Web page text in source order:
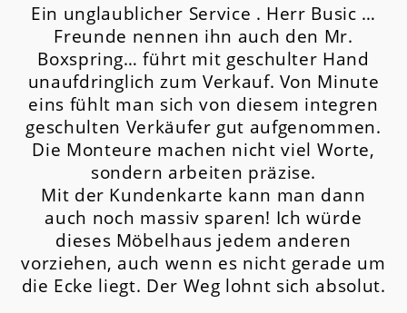
Ein unglaublicher Service . Herr Busic …
Freunde nennen ihn auch den Mr.
Boxspring… führt mit geschulter Hand
unaufdringlich zum Verkauf. Von Minute
eins fühlt man sich von diesem integren
geschulten Verkäufer gut aufgenommen.
Die Monteure machen nicht viel Worte,
sondern arbeiten präzise.
Mit der Kundenkarte kann man dann
auch noch massiv sparen! Ich würde
dieses Möbelhaus jedem anderen
vorziehen, auch wenn es nicht gerade um
die Ecke liegt. Der Weg lohnt sich absolut.